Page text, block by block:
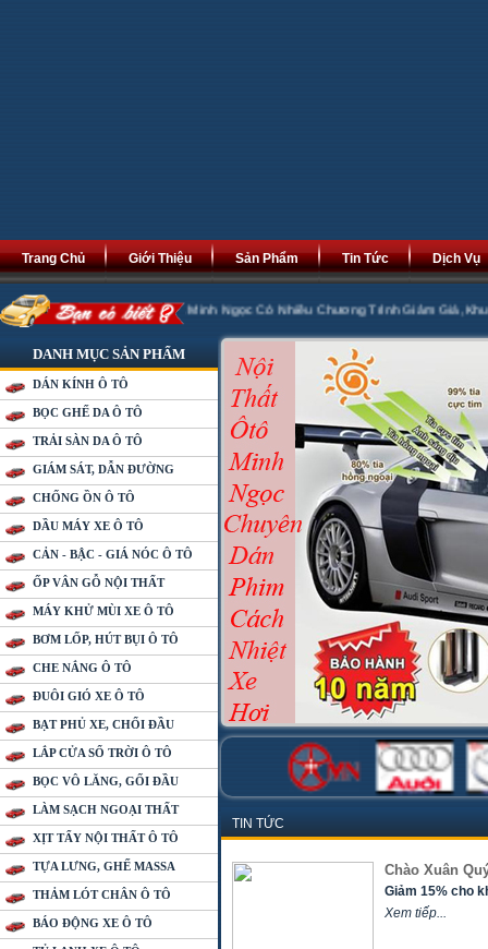
Trang Chủ Giới Thiệu Sản Phẩm Tin Tức Dịch Vụ
Tài Phát Lộc. Minh Ngọc Có Nhiều Chương Trình Giảm Giá ,Khuyến Mại
DANH MỤC SẢN PHẨM
DÁN KÍNH Ô TÔ
BỌC GHẾ DA Ô TÔ
TRẢI SÀN DA Ô TÔ
GIÁM SÁT, DẪN ĐƯỜNG
CHỐNG ỒN Ô TÔ
DẦU MÁY XE Ô TÔ
CẢN - BẬC - GIÁ NÓC Ô TÔ
ỐP VÂN GỖ NỘI THẤT
MÁY KHỬ MÙI XE Ô TÔ
BƠM LỐP, HÚT BỤI Ô TÔ
CHE NẮNG Ô TÔ
ĐUÔI GIÓ XE Ô TÔ
BẠT PHỦ XE, CHỔI ĐẦU
LẮP CỬA SỔ TRỜI Ô TÔ
BỌC VÔ LĂNG, GỐI ĐẦU
LÀM SẠCH NGOẠI THẤT
XỊT TẨY NỘI THẤT Ô TÔ
TỰA LƯNG, GHẾ MASSA
THẢM LÓT CHÂN Ô TÔ
BÁO ĐỘNG XE Ô TÔ
TIN TỨC
Chào Xuân
Giảm 15% cho
Xem tiếp...